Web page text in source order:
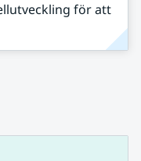
för att